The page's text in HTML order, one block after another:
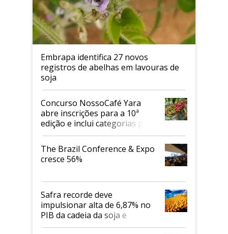
Embrapa identifica 27 novos
registros de abelhas em lavouras de
soja
Concurso NossoCafé Yara
abre inscrições para a 10ª
edição e inclui categorias para
cafés Canephora
The Brazil Conference & Expo
cresce 56%
Safra recorde deve
impulsionar alta de 6,87% no
PIB da cadeia da soja e
biodiesel em 2026